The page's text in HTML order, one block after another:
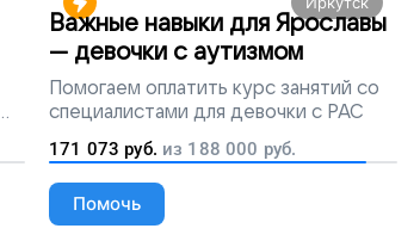
Важные навыки для Ярославы
— девочки с аутизмом
Помогаем оплатить курс занятий со
специалистами для девочки с РАС
171 073 руб. из 188 000 руб.
Помочь